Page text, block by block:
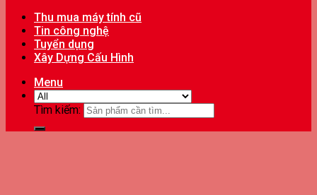
Thu mua máy tính cũ
Tin công nghệ
Tuyển dụng
Xây Dựng Cấu Hình
Menu
Tìm kiếm: